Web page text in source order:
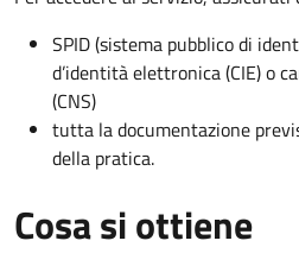
SPID (sistema pubblico di
d’identità elettronica (CIE) o
(CNS)
tutta la documentazione
della pratica.
Cosa si ottiene